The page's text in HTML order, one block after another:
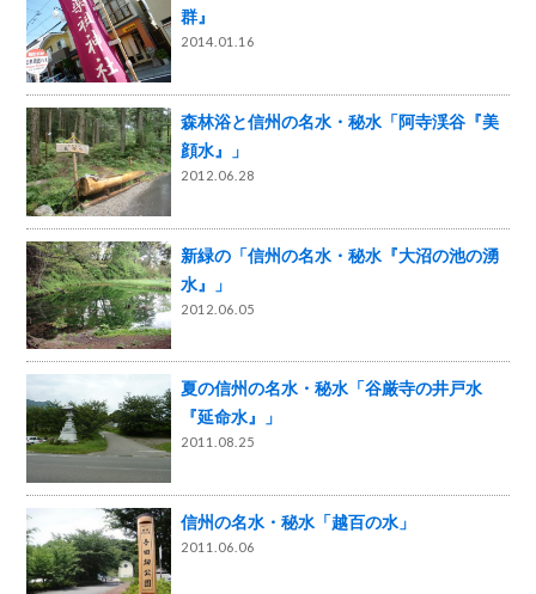
群』
2014.01.16
森林浴と信州の名水・秘水「阿寺渓谷『美
顔水』」
2012.06.28
新緑の「信州の名水・秘水『大沼の池の湧
水』」
2012.06.05
夏の信州の名水・秘水「谷厳寺の井戸水
『延命水』」
2011.08.25
信州の名水・秘水「越百の水」
2011.06.06